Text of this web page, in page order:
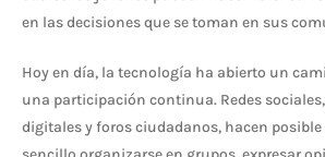
en las decisiones que se toman en sus
Hoy en día, la tecnología ha abierto un
una participación continua. Redes
digitales y foros ciudadanos, hacen